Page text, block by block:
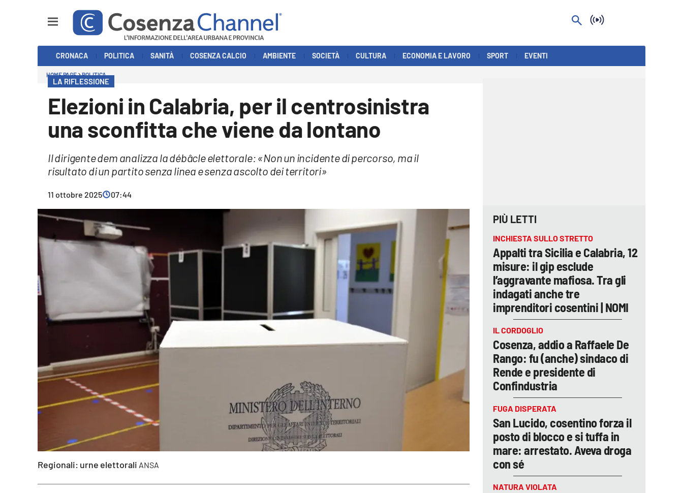
Economia e Lavoro
Streaming
CRONACA POLITICA SANITÀ COSENZA CALCIO AMBIENTE SOCIETÀ CULTURA ECONOMIA E LAVORO SPORT EVENTI
HOME PAGE POLITICA
LA RIFLESSIONE
Elezioni in Calabria, per il centrosinistra
una sconfitta che viene da lontano
Regionali: urne elettorali ANSA
Il dirigente dem analizza la débâcle elettorale: «Non un incidente di percorso, ma il
risultato di un partito senza linea e senza ascolto dei territori»
11 ottobre 2025 07:44
PIÙ LETTI
INCHIESTA SULLO STRETTO
Appalti tra Sicilia e Calabria, 12
misure: il gip esclude
l’aggravante mafiosa. Tra gli
indagati anche tre
imprenditori cosentini | NOMI
IL CORDOGLIO
Cosenza, addio a Raffaele De
Rango: fu (anche) sindaco di
Rende e presidente di
Confindustria
FUGA DISPERATA
San Lucido, cosentino forza il
posto di blocco e si tuffa in
mare: arrestato. Aveva droga
con sé
NATURA VIOLATA